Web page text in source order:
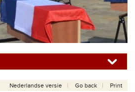
Nederlandse versie Go back Print